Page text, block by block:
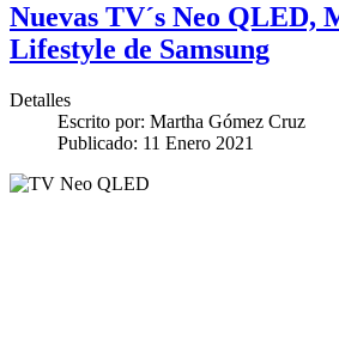
Nuevas TV´s Neo QLED,
Lifestyle de Samsung
Detalles
Escrito por: Martha Gómez Cruz
Publicado: 11 Enero 2021